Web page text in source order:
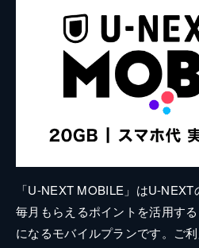
「U-NEXT MOBILE」はU-
毎月もらえるポイントを活用す
になるモバイルプランです。ご